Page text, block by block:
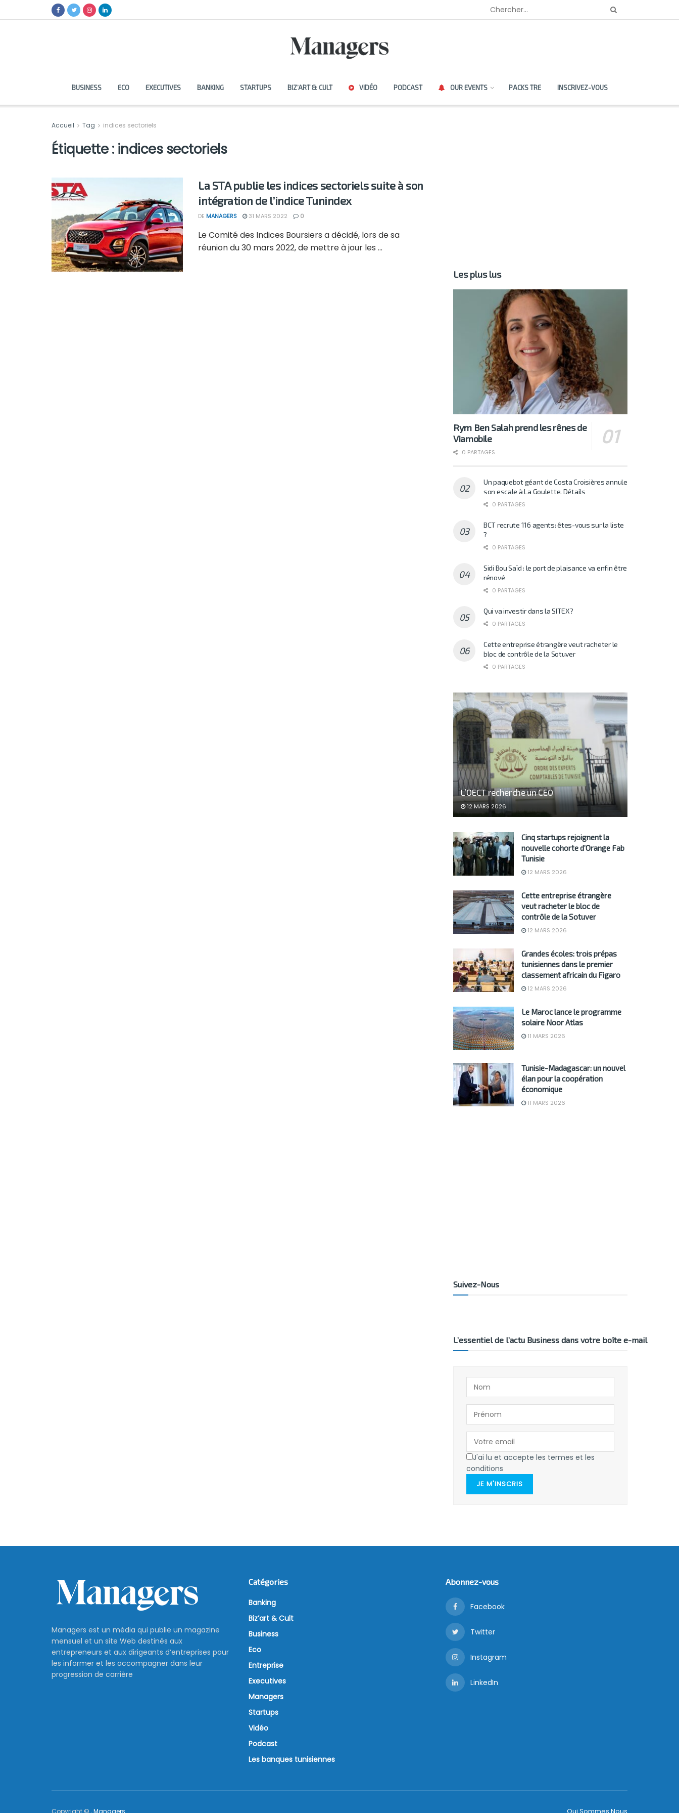
BUSINESS ECO EXECUTIVES BANKING STARTUPS BIZ’ART & CULT VIDÉO PODCAST OUR EVENTS PACKS TRE INSCRIVEZ-VOUS
Accueil Tag indices sectoriels
Étiquette : indices sectoriels
La STA publie les indices sectoriels suite à son
intégration de l’indice Tunindex
DE MANAGERS 31 MARS 2022 0
Le Comité des Indices Boursiers a décidé, lors de sa
réunion du 30 mars 2022, de mettre à jour les ...
Les plus lus
Rym Ben Salah prend les rênes de
Viamobile
0 PARTAGES
Un paquebot géant de Costa Croisières annule
son escale à La Goulette. Détails
0 PARTAGES
BCT recrute 116 agents: êtes-vous sur la liste
?
0 PARTAGES
Sidi Bou Saïd : le port de plaisance va enfin être
rénové
0 PARTAGES
Qui va investir dans la SITEX?
0 PARTAGES
Cette entreprise étrangère veut racheter le
bloc de contrôle de la Sotuver
0 PARTAGES
L’OECT recherche un CEO
12 MARS 2026
Cinq startups rejoignent la
nouvelle cohorte d’Orange Fab
Tunisie
12 MARS 2026
Cette entreprise étrangère
veut racheter le bloc de
contrôle de la Sotuver
12 MARS 2026
Grandes écoles: trois prépas
tunisiennes dans le premier
classement africain du Figaro
12 MARS 2026
Le Maroc lance le programme
solaire Noor Atlas
11 MARS 2026
Tunisie-Madagascar: un nouvel
élan pour la coopération
économique
11 MARS 2026
Suivez-Nous
L’essentiel de l’actu Business dans votre boîte e-mail
J'ai lu et accepte les termes et les
conditions
JE M'INSCRIS
Managers est un média qui publie un magazine
mensuel et un site Web destinés aux
entrepreneurs et aux dirigeants d’entreprises pour
les informer et les accompagner dans leur
progression de carrière
Catégories
Banking
Biz’art & Cult
Business
Eco
Entreprise
Executives
Managers
Startups
Vidéo
Podcast
Les banques tunisiennes
Abonnez-vous
Facebook
Twitter
Instagram
LinkedIn